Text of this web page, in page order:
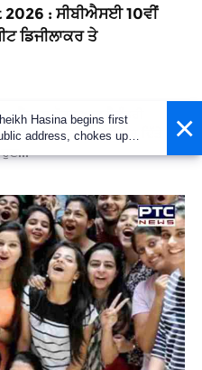
: ਸੀਬੀਐਸਈ 10ਵੀਂ
ਡਿਜੀਲਾਕਰ ਤੇ
: ਸੈਂਟਰਲ ਬੋਰਡ ਆਫ਼ ਸੈਕੰਡਰੀ
ਦੇ ਨਤੀਜੇ ਜਾਰੀ ਕਰ ਦਿੱਤੇ
×
Hasina begins first
address, chokes up